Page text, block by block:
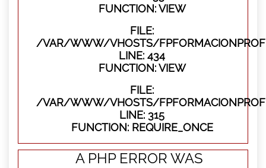
FUNCTION: VIEW
FILE:
/VAR/WWW/VHOSTS/
LINE: 434
FUNCTION: VIEW
FILE:
/VAR/WWW/VHOSTS/
LINE: 315
FUNCTION: REQUIRE_ONCE
A PHP ERROR WAS